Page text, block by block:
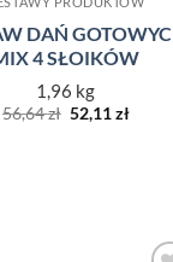
DAŃ
4 SŁOIKÓW
1,96 kg
56,64zł Pierwotna
cena
52,11zł